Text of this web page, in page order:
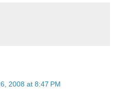
2008 at 8:47 PM